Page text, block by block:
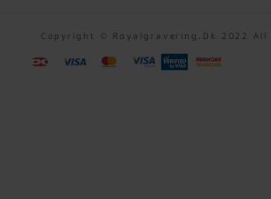
Copyright © Royalgravering.dk 2022 All